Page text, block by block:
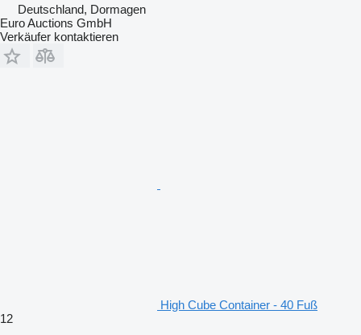
Deutschland, Dormagen
Euro Auctions GmbH
Verkäufer kontaktieren
High Cube Container - 40 Fuß
12